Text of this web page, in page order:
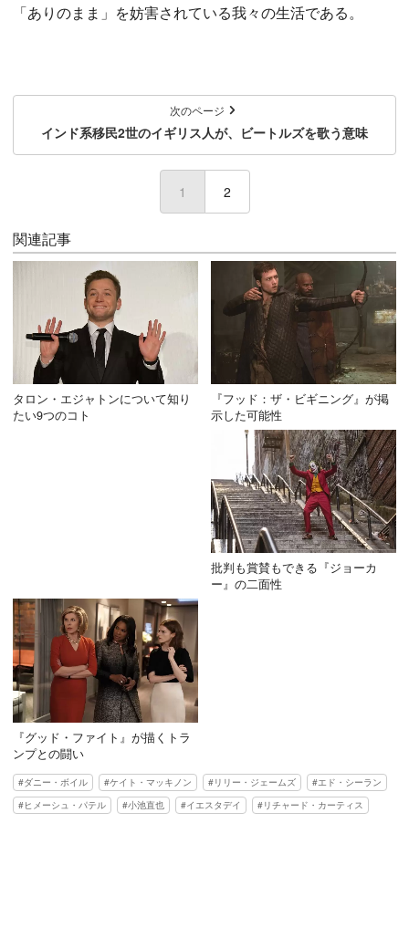
「ありのまま」を妨害されている我々の生活である。
次のページ
インド系移民2世のイギリス人が、ビートルズを歌う意味
1 (current)
2
関連記事
タロン・エジャトンについて知り
たい9つのコト
『フッド：ザ・ビギニング』が掲
示した可能性
批判も賞賛もできる『ジョーカ
ー』の二面性
『グッド・ファイト』が描くトラ
ンプとの闘い
ダニー・ボイル ケイト・マッキノン リリー・ジェームズ
エド・シーラン
ヒメーシュ・パテル
小池直也 イエスタデイ リチャード・カーティス